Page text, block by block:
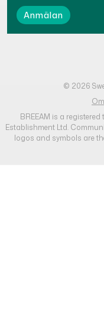
© 2026
BREEAM is a
Establishment Ltd.
logos and symbols are